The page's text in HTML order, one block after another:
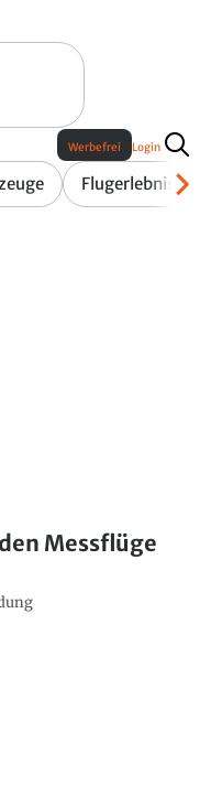
Flugerlebnis
Werbefrei Login
Messflüge